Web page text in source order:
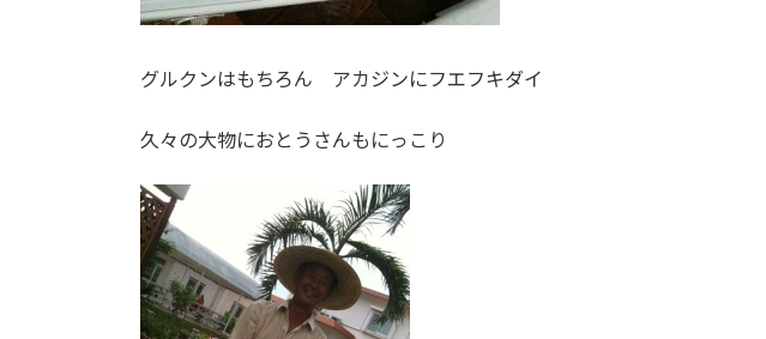
グルクンはもちろん アカジンにフエフキダイ
久々の大物におとうさんもにっこり